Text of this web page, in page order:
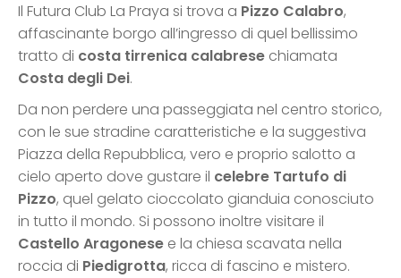
Il Futura Club La Praya si trova a Pizzo Calabro,
affascinante borgo all’ingresso di quel bellissimo
tratto di costa tirrenica calabrese chiamata
Costa degli Dei.
Da non perdere una passeggiata nel centro storico,
con le sue stradine caratteristiche e la suggestiva
Piazza della Repubblica, vero e proprio salotto a
cielo aperto dove gustare il celebre Tartufo di
Pizzo, quel gelato cioccolato gianduia conosciuto
in tutto il mondo. Si possono inoltre visitare il
Castello Aragonese e la chiesa scavata nella
roccia di Piedigrotta, ricca di fascino e mistero.